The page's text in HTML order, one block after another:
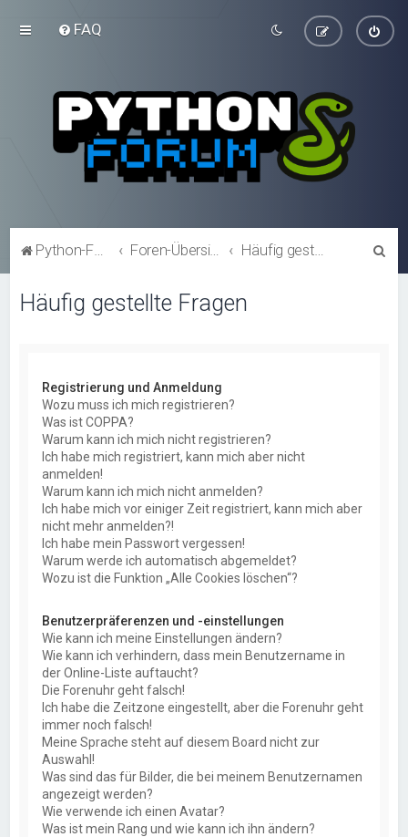
FAQ
Python-Forum.de Foren-Übersicht
Häufig gestellte Fragen
Registrierung und Anmeldung
Wozu muss ich mich registrieren?
Was ist COPPA?
Warum kann ich mich nicht registrieren?
Ich habe mich registriert, kann mich aber nicht
anmelden!
Warum kann ich mich nicht anmelden?
Ich habe mich vor einiger Zeit registriert, kann mich aber
nicht mehr anmelden?!
Ich habe mein Passwort vergessen!
Warum werde ich automatisch abgemeldet?
Wozu ist die Funktion „Alle Cookies löschen“?
Benutzerpräferenzen und -einstellungen
Wie kann ich meine Einstellungen ändern?
Wie kann ich verhindern, dass mein Benutzername in
der Online-Liste auftaucht?
Die Forenuhr geht falsch!
Ich habe die Zeitzone eingestellt, aber die Forenuhr geht
immer noch falsch!
Meine Sprache steht auf diesem Board nicht zur
Auswahl!
Was sind das für Bilder, die bei meinem Benutzernamen
angezeigt werden?
Wie verwende ich einen Avatar?
Was ist mein Rang und wie kann ich ihn ändern?